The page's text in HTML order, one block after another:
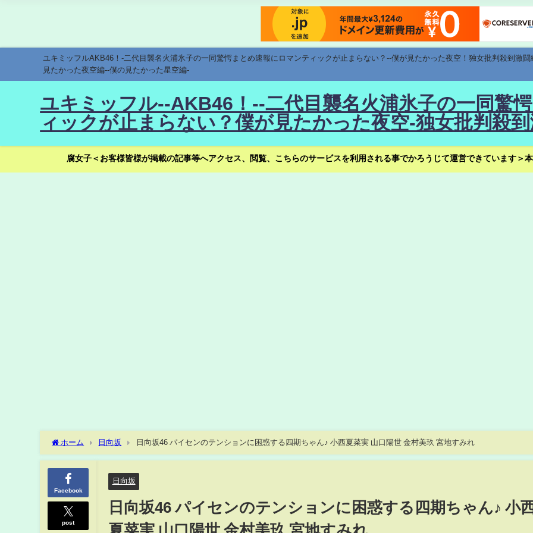
ユキミッフルAKB46！-二代目襲名火浦氷子の一同驚愕まとめ速報にロマンティックが止まらない？--僕が見たかった夜空！独女批判殺到激
見たかった夜空編--僕の見たかった星空編-
ユキミッフル--AKB46！--二代目襲名火浦氷子の一同驚
ィックが止まらない？僕が見たかった夜空-独女批判殺
腐女子＜お客様皆様が掲載の記事等へアクセス、閲覧、こちらのサービスを利用される事でかろうじて運営できています＞
ホーム 日向坂 日向坂46 パイセンのテンションに困惑する四期ちゃん♪ 小西夏菜実 山口陽世 金村美玖 宮地すみれ
Facebook
post
日向坂
日向坂46 パイセンのテンションに困惑する四期ちゃん♪ 小